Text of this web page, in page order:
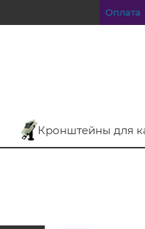
Оплата
Кронштейны для